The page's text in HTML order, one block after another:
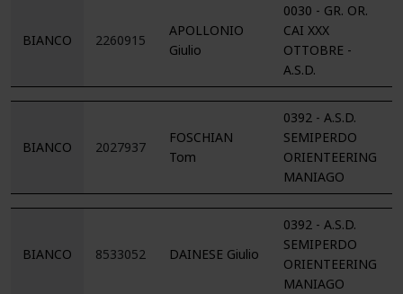
BIANCO 2260915
APOLLONIO
Giulio
0030 - GR. OR.
CAI XXX
OTTOBRE -
A.S.D.
BIANCO 2027937
FOSCHIAN
Tom
0392 - A.S.D.
SEMIPERDO
ORIENTEERING
MANIAGO
BIANCO 8533052 DAINESE Giulio
0392 - A.S.D.
SEMIPERDO
ORIENTEERING
MANIAGO